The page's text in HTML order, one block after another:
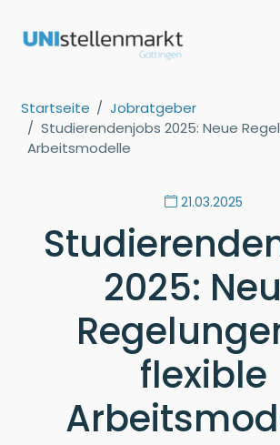
Startseite
Jobratgeber
Studierendenjobs 2025: Neue
Arbeitsmodelle
21.03.2025
2025:
flexible